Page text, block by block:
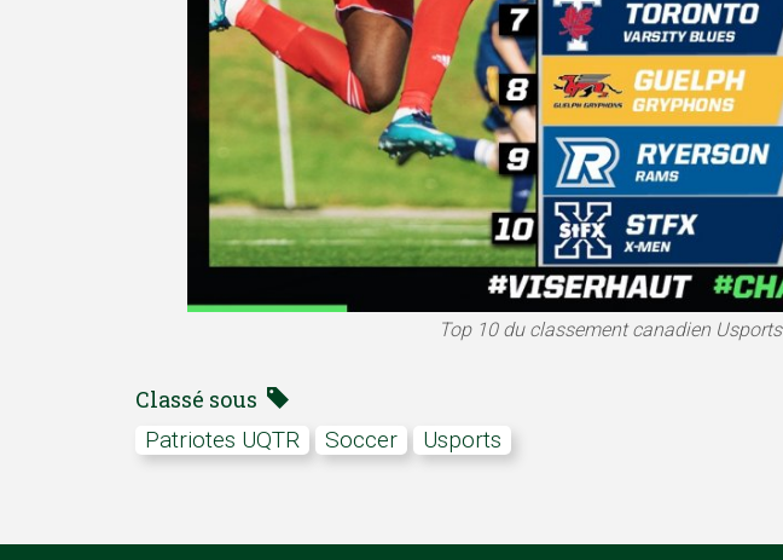
Top 10 du classement canadien Usports
Classé sous
Patriotes UQTR soccer Usports